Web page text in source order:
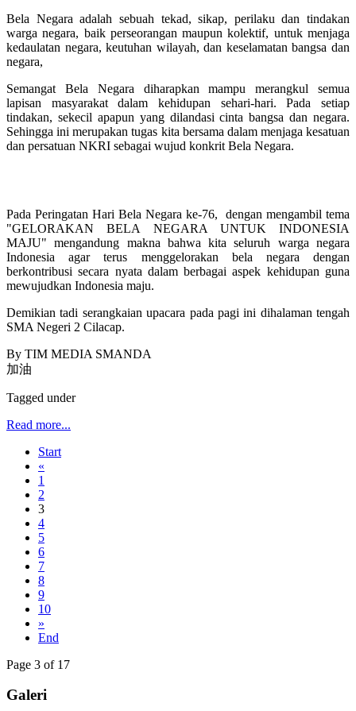
Bela Negara adalah sebuah tekad, sikap, perilaku dan tindakan
warga negara, baik perseorangan maupun kolektif, untuk menjaga
kedaulatan negara, keutuhan wilayah, dan keselamatan bangsa dan
negara,
Semangat Bela Negara diharapkan mampu merangkul semua
lapisan masyarakat dalam kehidupan sehari-hari. Pada setiap
tindakan, sekecil apapun yang dilandasi cinta bangsa dan negara.
Sehingga ini merupakan tugas kita bersama dalam menjaga kesatuan
dan persatuan NKRI sebagai wujud konkrit Bela Negara.
Pada Peringatan Hari Bela Negara ke-76, dengan mengambil tema
"GELORAKAN BELA NEGARA UNTUK INDONESIA
MAJU" mengandung makna bahwa kita seluruh warga negara
Indonesia agar terus menggelorakan bela negara dengan
berkontribusi secara nyata dalam berbagai aspek kehidupan guna
mewujudkan Indonesia maju.
Demikian tadi serangkaian upacara pada pagi ini dihalaman tengah
SMA Negeri 2 Cilacap.
By TIM MEDIA SMANDA
加油
Tagged under
Read more...
Start
«
1
2
3
4
5
6
7
8
9
10
»
End
Page 3 of 17
Galeri